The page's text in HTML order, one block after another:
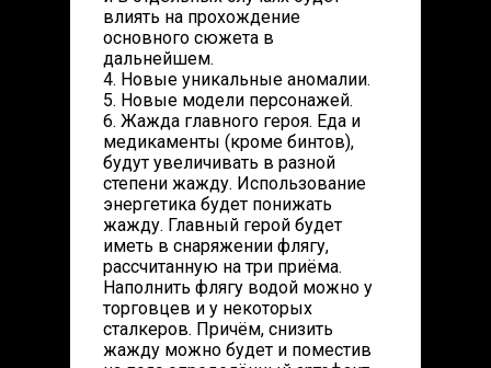
влиять на прохождение
основного сюжета в
дальнейшем.
4. Новые уникальные аномалии.
5. Новые модели персонажей.
6. Жажда главного героя. Еда и
медикаменты (кроме бинтов),
будут увеличивать в разной
степени жажду. Использование
энергетика будет понижать
жажду. Главный герой будет
иметь в снаряжении флягу,
рассчитанную на три приёма.
Наполнить флягу водой можно у
торговцев и у некоторых
сталкеров. Причём, снизить
жажду можно будет и поместив